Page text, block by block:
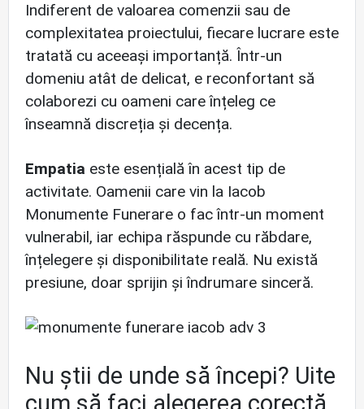
Indiferent de valoarea comenzii sau de
complexitatea proiectului, fiecare lucrare este
tratată cu aceeași importanță. Într-un
domeniu atât de delicat, e reconfortant să
colaborezi cu oameni care înțeleg ce
înseamnă discreția și decența.
Empatia este esențială în acest tip de
activitate. Oamenii care vin la Iacob
Monumente Funerare o fac într-un moment
vulnerabil, iar echipa răspunde cu răbdare,
înțelegere și disponibilitate reală. Nu există
presiune, doar sprijin și îndrumare sinceră.
Nu știi de unde să începi? Uite
cum să faci alegerea corectă,